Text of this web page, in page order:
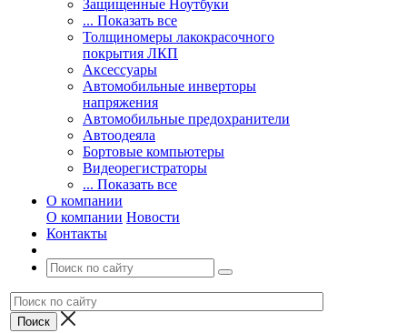
Защищенные Ноутбуки
... Показать все
Толщиномеры лакокрасочного
покрытия ЛКП
Аксессуары
Автомобильные инверторы
напряжения
Автомобильные предохранители
Автоодеяла
Бортовые компьютеры
Видеорегистраторы
... Показать все
О компании
О компании Новости
Контакты